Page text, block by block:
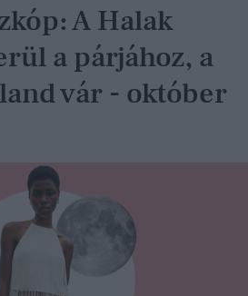
A Halak
a párjához, a
vár - október